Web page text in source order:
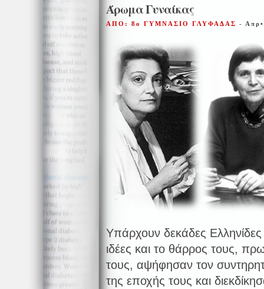
Άρωμα Γυναίκας
ΑΠΟ: 8ο ΓΥΜΝΑΣΙΟ ΓΛΥΦΑΔΑΣ -
Υπάρχουν δεκάδες Ελληνίδες
ιδέες και το θάρρος τους,
τους, αψήφησαν τον
της εποχής τους και